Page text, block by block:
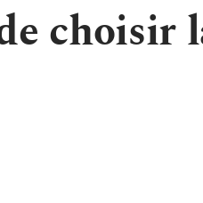
choisir